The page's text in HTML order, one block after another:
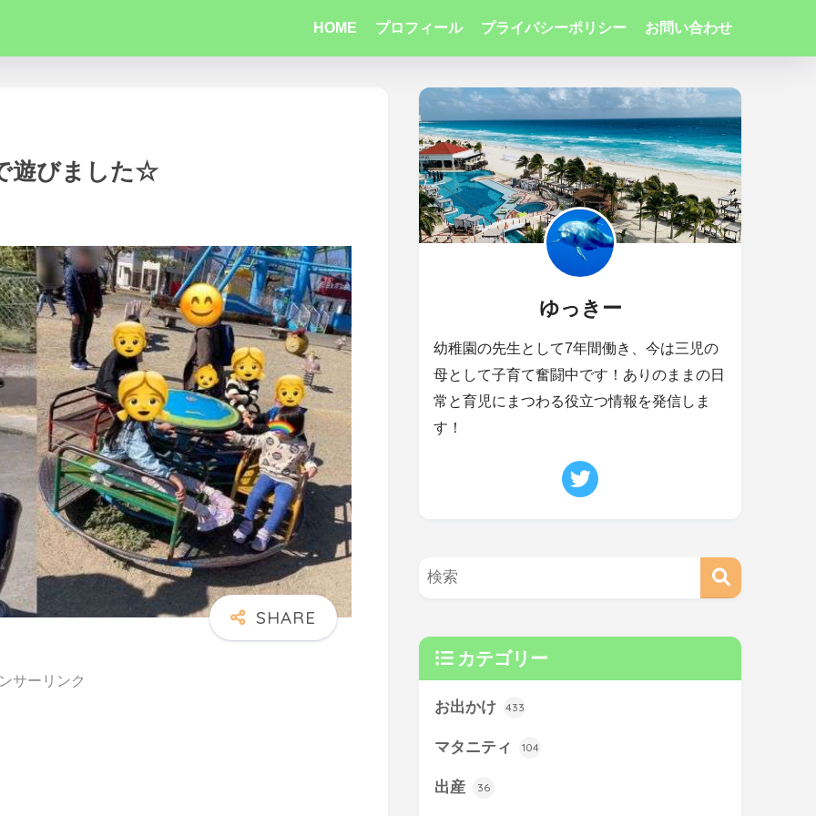
HOME プロフィール プライバシーポリシー お問い合わせ
遊びました☆
サーリンク
ゆっきー
幼稚園の先生として7年間働き、今は三児の
母として子育て奮闘中です！ありのままの日
常と育児にまつわる役立つ情報を発信しま
す！
カテゴリー
お出かけ 433
マタニティ 104
出産 36